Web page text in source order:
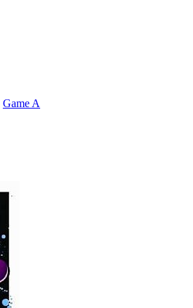
Game A